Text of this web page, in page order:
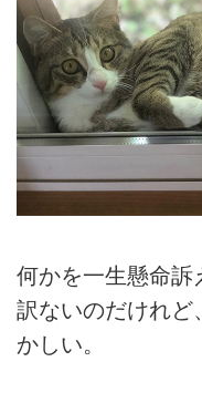
何かを一生懸命訴
訳ないのだけれど
かしい。